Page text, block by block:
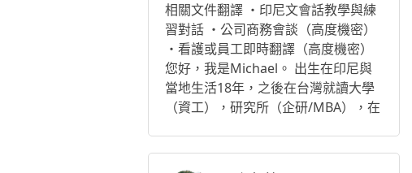
相關文件翻譯 ・印尼文會話教學與練
習對話 ・公司商務會談（高度機密）
・看護或員工即時翻譯（高度機密）
您好，我是Michael。 出生在印尼與
當地生活18年，之後在台灣就讀大學
（資工），研究所（企研/MBA），在